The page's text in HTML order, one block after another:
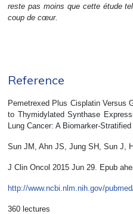
reste pas moins que cette étude
coup de cœur.
Reference
Pemetrexed Plus Cisplatin Versus
to Thymidylated Synthase
Lung Cancer: A Biomarker-
Sun JM, Ahn JS, Jung SH, Sun J,
J Clin Oncol 2015 Jun 29. Epub
http://www.ncbi.nlm.nih.gov/
360 lectures